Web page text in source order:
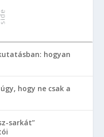
hogyan
hogy ne csak a
sarkát”